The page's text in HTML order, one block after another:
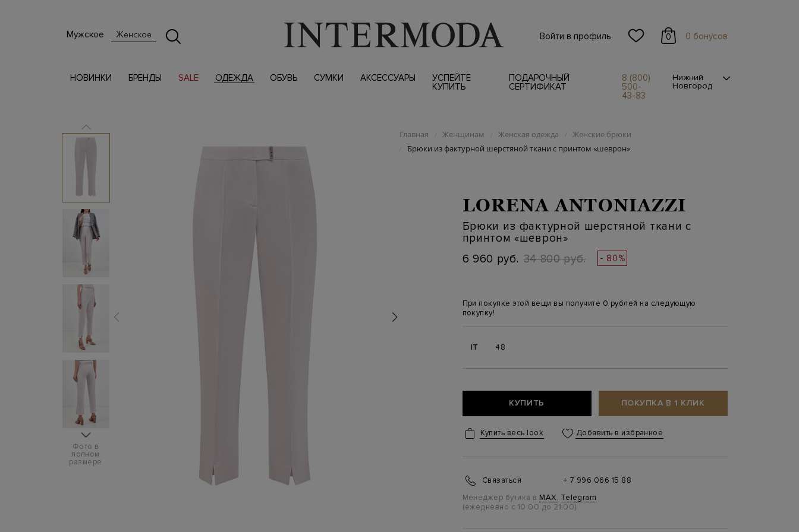
Мужское Женское Войти в профиль 0 0 бонусов
НОВИНКИ БРЕНДЫ SALE ОДЕЖДА ОБУВЬ СУМКИ АКСЕССУАРЫ
УСПЕЙТЕ
КУПИТЬ
ПОДАРОЧНЫЙ
СЕРТИФИКАТ
8 (800)
500-
43-83
Нижний
Новгород
Фото в
полном
размере
Главная / Женщинам / Женская одежда / Женские брюки
/ Брюки из фактурной шерстяной ткани с принтом «шеврон»
LORENA ANTONIAZZI
Брюки из фактурной шерстяной ткани с
принтом «шеврон»
6 960 руб. 34 800 руб. - 80%
При покупке этой вещи вы получите 0 рублей на следующую
покупку!
IT 48
КУПИТЬ ПОКУПКА В 1 КЛИК
Купить весь look Добавить в избранное
Связаться
+ 7 996 066 15 88
Менеджер бутика в MAX, Telegram
(ежедневно с 10:00 до 21:00)